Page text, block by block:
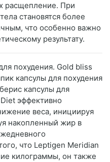
расщепление. При
становятся более
что особенно важно
результату.
похудения. Gold bliss
капсулы для похудения
капсулы для
эффективно
веса, инициируя
накопленный жир в
что Leptigen Meridian
килограммы, он также